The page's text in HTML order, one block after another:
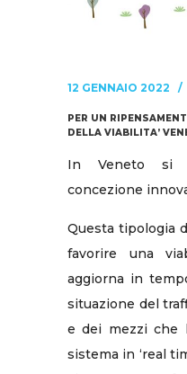
12 GENNAIO 2022
PER UN
DELLA VIABILITA’
In Veneto si
concezione
Questa tipologia
favorire una
aggiorna in
situazione del
e dei mezzi che
sistema in ‘real